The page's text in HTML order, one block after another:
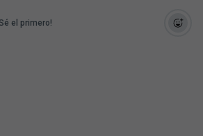
el primero!